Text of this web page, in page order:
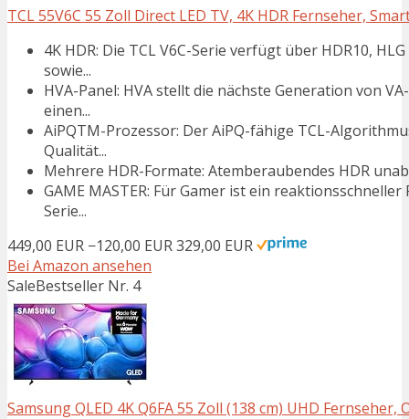
TCL 55V6C 55 Zoll Direct LED TV, 4K HDR Fernseher,
4K HDR: Die TCL V6C-Serie verfügt über HDR10,
sowie...
HVA-Panel: HVA stellt die nächste Generation von
einen...
AiPQTM-Prozessor: Der AiPQ-fähige TCL-
Qualität...
Mehrere HDR-Formate: Atemberaubendes HDR
GAME MASTER: Für Gamer ist ein
Serie...
449,00 EUR −120,00 EUR329,00 EUR
Bei Amazon ansehen
SaleBestseller Nr. 4
Samsung QLED 4K Q6FA 55 Zoll (138 cm) UHD